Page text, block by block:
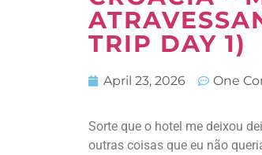
TRIP DAY 1)
April 23, 2026 One
Sorte que o hotel me deixou
outras coisas que eu não